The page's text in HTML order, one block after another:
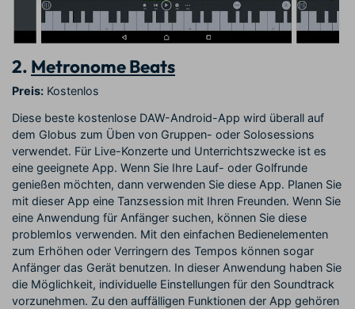
2. Metronome Beats
Preis: Kostenlos
Diese beste kostenlose DAW-Android-App wird überall auf
dem Globus zum Üben von Gruppen- oder Solosessions
verwendet. Für Live-Konzerte und Unterrichtszwecke ist es
eine geeignete App. Wenn Sie Ihre Lauf- oder Golfrunde
genießen möchten, dann verwenden Sie diese App. Planen Sie
mit dieser App eine Tanzsession mit Ihren Freunden. Wenn Sie
eine Anwendung für Anfänger suchen, können Sie diese
problemlos verwenden. Mit den einfachen Bedienelementen
zum Erhöhen oder Verringern des Tempos können sogar
Anfänger das Gerät benutzen. In dieser Anwendung haben Sie
die Möglichkeit, individuelle Einstellungen für den Soundtrack
vorzunehmen. Zu den auffälligen Funktionen der App gehören